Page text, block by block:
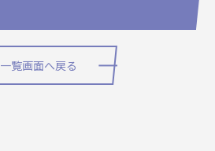
一覧画面へ戻る